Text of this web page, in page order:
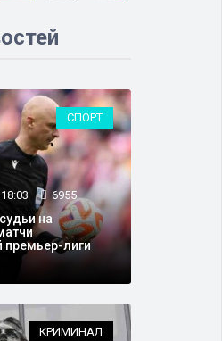
СПОРТ
6955
на
премьер-лиги
КРИМИНАЛ